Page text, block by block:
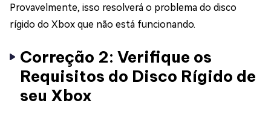
Provavelmente, isso resolverá o problema do disco
rígido do Xbox que não está funcionando.
Correção 2: Verifique os
Requisitos do Disco Rígido de
seu Xbox